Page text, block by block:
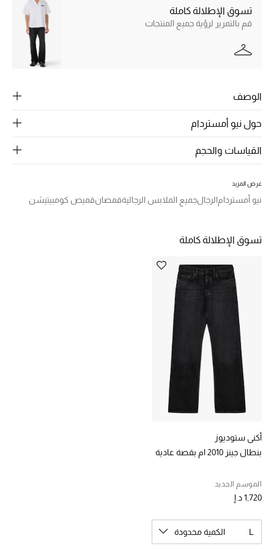
الجمال
المجوهرات
نسوقوا أحدث ما وصلنا
خصومات
ما وصلنا حديثاً
الموسم الجديد
ركن أناقة المنتجعات
حصريًا عبر الإنترنت
جميع إصدارتنا النسائية
الحب للمحلي
تسوق الإطلالة كاملة
قم بالتمرير لرؤية جميع المنتجات
الوصف
حول نيو أمستردام
القياسات والحجم
عرض المزيد
نيو أمستردامالرجالجميع الملابس الرجاليةقمصانقميص كومبيتيشن
تسوق الإطلالة كاملة
أكني ستوديوز
بنطال جينز 2010 ام بقصة عادية
الموسم الجديد
1,720 د.إ
L الكمية محدودة